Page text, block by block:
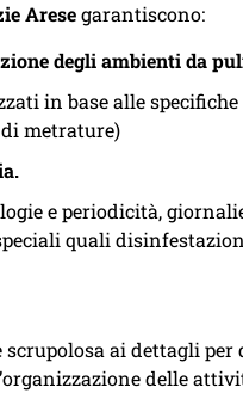
Aresegarantiscono:
degli ambienti da
in base alle
metrature)
e periodicità,
quali
ai dettagli
delle